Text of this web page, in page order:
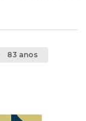
83 anos